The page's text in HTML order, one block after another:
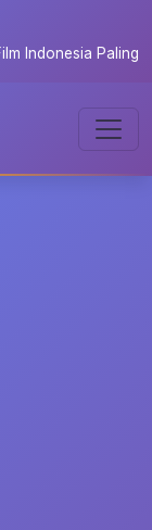
Indonesia Paling